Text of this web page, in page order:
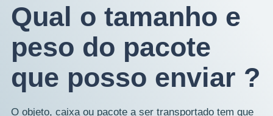
Qual o tamanho e
peso do pacote
que posso enviar ?
O objeto, caixa ou pacote a ser transportado tem que